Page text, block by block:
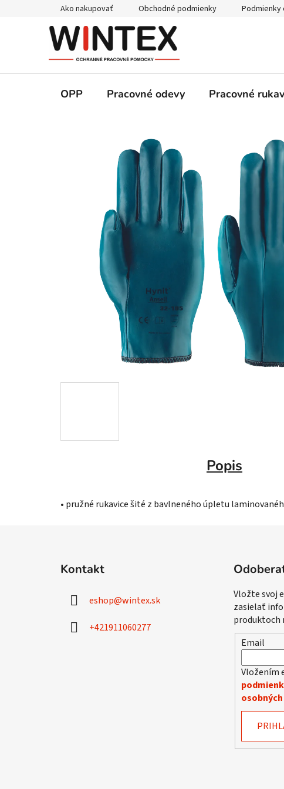
Ako nakupovať Obchodné podmienky Podmienky
OPP Pracovné odevy Pracovné
Popis
• pružné rukavice šité z bavlneného úpletu
Kontakt
eshop@wintex.sk
+421911060277
Vložte svoj
zasielať
produktoch
Email
Vložením